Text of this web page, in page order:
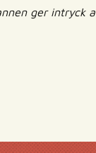
ger intryck